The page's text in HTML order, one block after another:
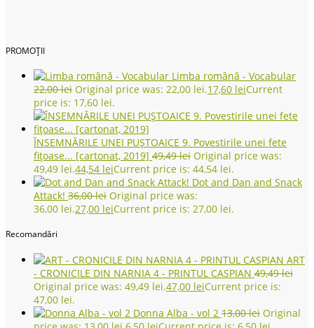
PROMOȚII
Limba română - Vocabular
22,00lei Original price was: 22,00 lei.17,60 leiCurrent
price is: 17,60 lei.
ÎNSEMNĂRILE UNEI PUȘTOAICE 9. Povestirile unei fete
fițoase... [cartonat, 2019] 49,49lei Original price was:
49,49 lei.44,54 leiCurrent price is: 44,54 lei.
Dot and Dan and Snack
Attack! 36,00lei Original price was:
36,00 lei.27,00 leiCurrent price is: 27,00 lei.
Recomandări
ART
- CRONICILE DIN NARNIA 4 - PRINTUL CASPIAN 49,49lei
Original price was: 49,49 lei.47,00 leiCurrent price is:
47,00 lei.
Donna Alba - vol 2 13,00lei Original